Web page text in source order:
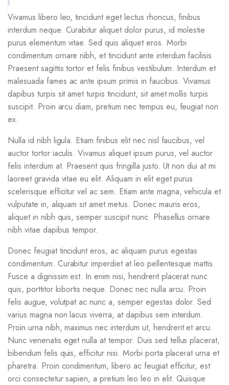
Vivamus libero leo, tincidunt eget lectus rhoncus, finibus
interdum neque. Curabitur aliquet dolor purus, id molestie
purus elementum vitae. Sed quis aliquet eros. Morbi
condimentum ornare nibh, et tincidunt ante interdum facilisis.
Praesent sagittis tortor et felis finibus vestibulum. Interdum et
malesuada fames ac ante ipsum primis in faucibus. Vivamus
dapibus turpis sit amet turpis tincidunt, sit amet mollis turpis
suscipit. Proin arcu diam, pretium nec tempus eu, feugiat non
ex.
Nulla id nibh ligula. Etiam finibus elit nec nisl faucibus, vel
auctor tortor iaculis. Vivamus aliquet ipsum purus, vel auctor
felis interdum at. Praesent quis fringilla justo. Ut non dui at mi
laoreet gravida vitae eu elit. Aliquam in elit eget purus
scelerisque efficitur vel ac sem. Etiam ante magna, vehicula et
vulputate in, aliquam sit amet metus. Donec mauris eros,
aliquet in nibh quis, semper suscipit nunc. Phasellus ornare
nibh vitae dapibus tempor.
Donec feugiat tincidunt eros, ac aliquam purus egestas
condimentum. Curabitur imperdiet at leo pellentesque mattis.
Fusce a dignissim est. In enim nisi, hendrerit placerat nunc
quis, porttitor lobortis neque. Donec nec nulla arcu. Proin
felis augue, volutpat ac nunc a, semper egestas dolor. Sed
varius magna non lacus viverra, at dapibus sem interdum.
Proin urna nibh, maximus nec interdum ut, hendrerit et arcu.
Nunc venenatis eget nulla at tempor. Duis sed tellus placerat,
bibendum felis quis, efficitur nisi. Morbi porta placerat urna et
pharetra. Proin condimentum, libero ac feugiat efficitur, est
orci consectetur sapien, a pretium leo leo in elit. Quisque